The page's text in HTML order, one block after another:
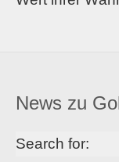
News zu
Search for: